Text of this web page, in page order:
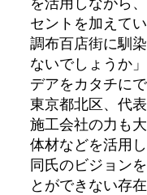
セントを加えて
調布百店街に馴
ないでしょうか
デアをカタチに
東京都北区、代
施工会社の力も
体材などを活用
同氏のビジョン
とができない存在